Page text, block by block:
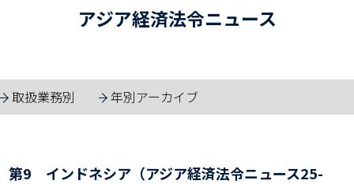
アジア経済法令ニュース
取扱業務別 年別アーカイブ
第9 インドネシア（アジア経済法令ニュース25-